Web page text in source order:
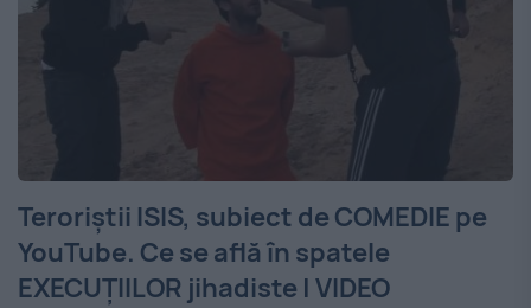
Teroriştii ISIS, subiect de COMEDIE pe
YouTube. Ce se află în spatele
EXECUŢIILOR jihadiste | VIDEO